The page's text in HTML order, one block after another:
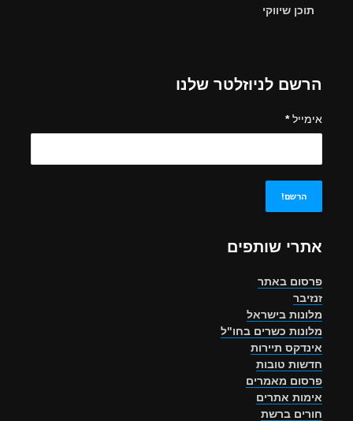
תוכן שיווקי
הרשם לניוזלטר שלנו
אימייל*
אתרי שותפים
פרסום באתר
זנזיבר
מלונות בישראל
מלונות כשרים בחו"ל
אינדקס תיירות
חדשות טובות
פרסום מאמרים
אימות אתרים
חורים ברשת